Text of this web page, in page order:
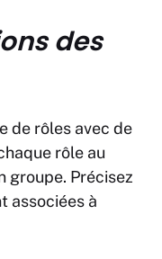
des
de rôles avec de
rôle au
groupe. Précisez
associées à